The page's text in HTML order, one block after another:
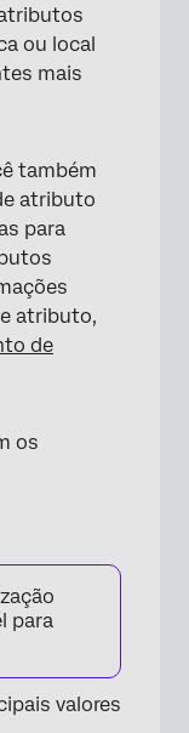
ou local
mais
também
atributo
para
atributo,
de
os
para
valores